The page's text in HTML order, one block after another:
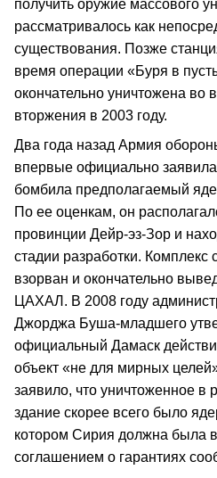
получить оружие массового
рассматривалось как
существования. Позже
время операции «Буря в
окончательно уничтожена во
вторжения в 2003 году.
Два года назад Армия
впервые официально
бомбила предполагаемый
По ее оценкам, он
провинции Дейр-эз-Зор и
стадии разработки. Комплекс
взорван и окончательно
ЦАХАЛ. В 2008 году
Джорджа Буша-младшего
официальный Дамаск
объект «не для мирных
заявило, что уничтоженное в
здание скорее всего было
котором Сирия должна была в
соглашением о гарантиях